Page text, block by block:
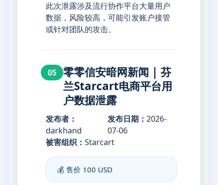
此次泄露涉及流行协作平台大量用户
数据，风险较高，可能引发账户接管
或针对团队的攻击。
05
零零信安暗网新闻 | 芬
兰Starcart电商平台用
户数据泄露
发布者：
darkhand
发布日期： 2026-
07-06
被害组织： Starcart
💰 售价 100 USD